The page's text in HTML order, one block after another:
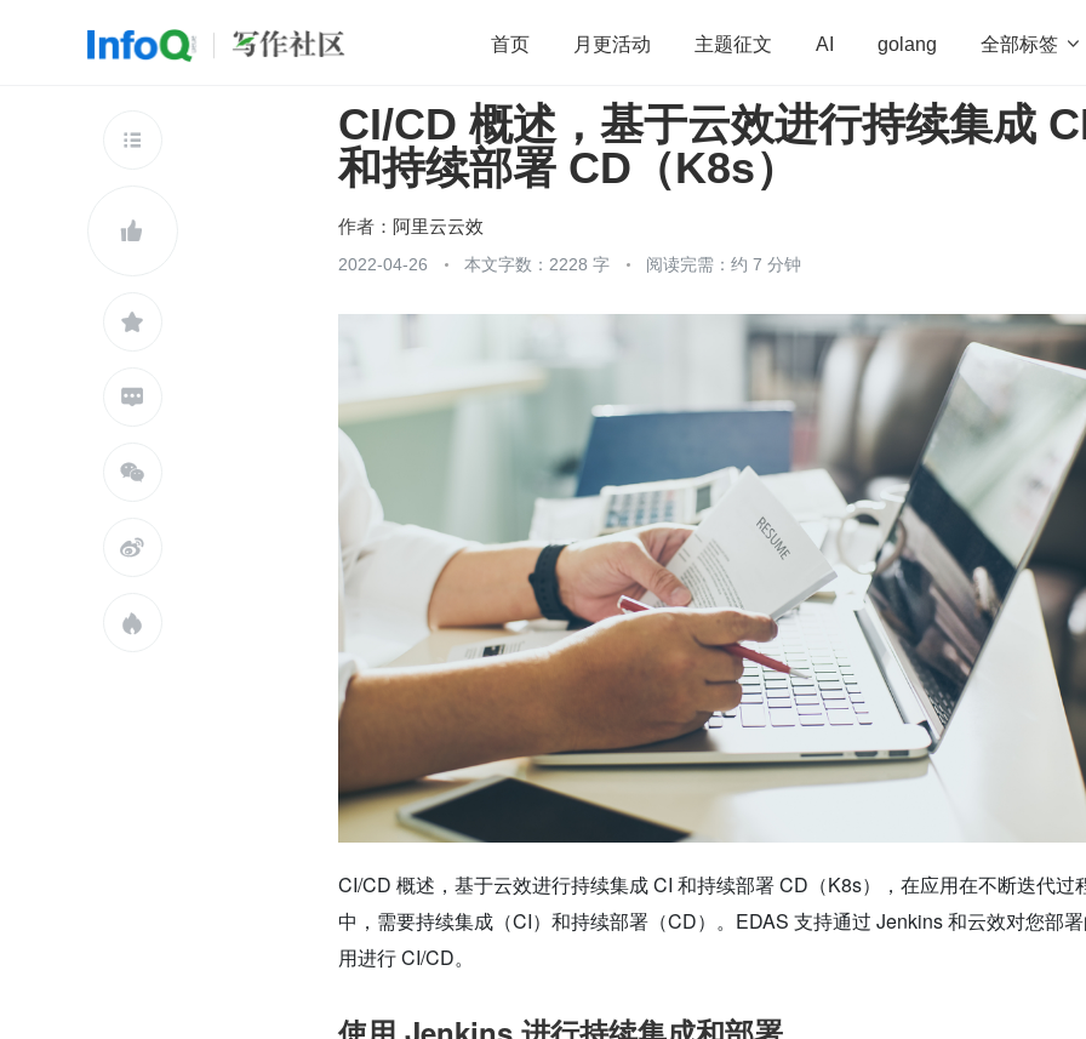
首页 月更活动 主题征文 AI golang 全部标签 
开源 架构 OpenHarmony 算法 学习方法 Web3.0 高
团队管理 程序员 运维 深度思考
查看更多







CI/CD 概述，基于云效进行持续集成
和持续部署 CD（K8s）
作者： 阿里云云效
2022-04-26 本文字数：2228 字 阅读完需：约 7 分钟
CI/CD 概述，基于云效进行持续集成 CI 和持续部署 CD（K8s），在应用在不断迭代过
中，需要持续集成（CI）和持续部署（CD）。EDAS 支持通过 Jenkins 和云效对您部
用进行 CI/CD。